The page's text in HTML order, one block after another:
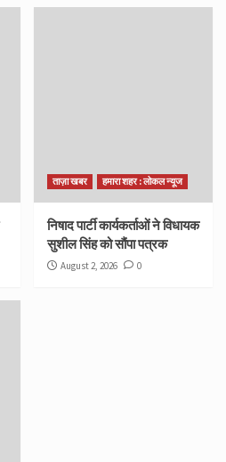
ताज़ा खबर हमारा शहर : लोकल न्यूज
निषाद पार्टी कार्यकर्ताओं ने विधायक
सुशील सिंह को सौंपा पत्रक
August 2, 2026 0